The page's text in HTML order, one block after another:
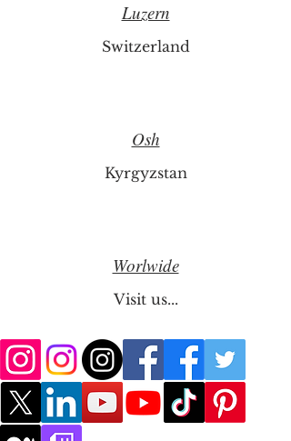
Luzern
Switzerland
Osh
Kyrgyzstan
Worlwide
Visit us...